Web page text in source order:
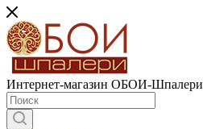
Интернет-магазин ОБОИ-Шпалери